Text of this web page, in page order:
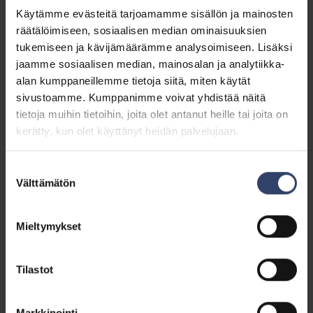
Käytämme evästeitä tarjoamamme sisällön ja mainosten
räätälöimiseen, sosiaalisen median ominaisuuksien
tukemiseen ja kävijämäärämme analysoimiseen. Lisäksi
jaamme sosiaalisen median, mainosalan ja analytiikka-
alan kumppaneillemme tietoja siitä, miten käytät
sivustoamme. Kumppanimme voivat yhdistää näitä
tietoja muihin tietoihin, joita olet antanut heille tai joita on
kerätty, kun olet käyttänyt heidän palvelujaan.
valinta
Välttämätön
Mieltymykset
Tilastot
omia fyysisiä rajojaan.
Kesäyön marssit ovat mainio mahdollisuus kehittää
kestävyyttä. Niiden tarkoituksena on kehittää
pitkäkestoista kestävyyttä niin fyysisesti kuin
henkisesti.
Kestävyysliikunta sotilaan
toimintakyvyn ylläpitäjänä
Fyysisellä toimintakyvyllä on merkittävä rooli sotilaan
perusta luodaan yhdessä henkisen toimintakyvyn
kanssa. MPK tarjoaa marssien lisäksi muutakin
nousujohteista ja monipuolista kehittämistä.